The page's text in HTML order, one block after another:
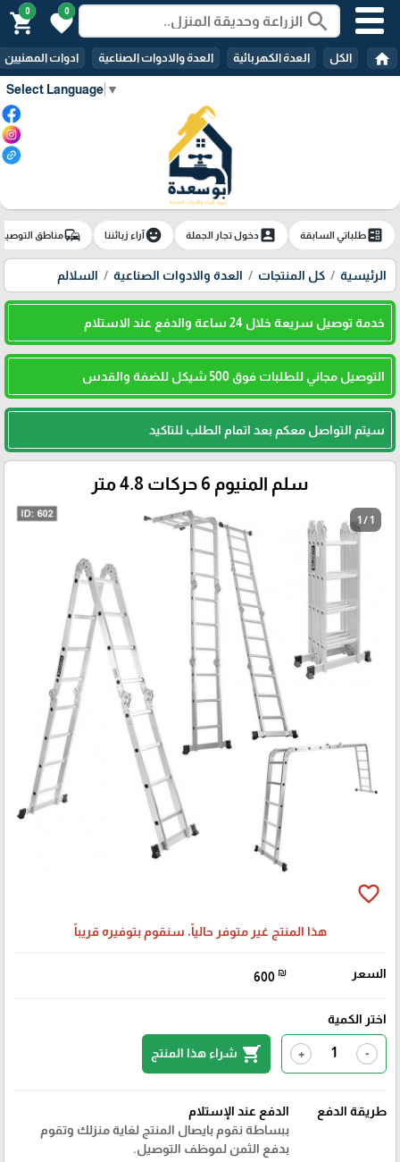
Select Language ▼
search
0
favorite
0
shopping_cart
home الكل العدة الكهربائية العدة والادوات الصناعية ادوات المهنيين
ballotطلباتي السابقة account_boxدخول تجار الجملة emoji_emotionsآراء زبائننا commuteمناطق
الرئيسية كل المنتجات العدة والادوات الصناعية السلالم
خدمة توصيل سريعة خلال 24 ساعة والدفع عند الاستلام
التوصيل مجاني للطلبات فوق 500 شيكل للضفة والقدس
سيتم التواصل معكم بعد اتمام الطلب للتاكيد
سلم المنيوم 6 حركات 4.8 متر
1 / 1
favorite_border
هذا المنتج غير متوفر حالياً، سنقوم بتوفيره قريباً
السعر 600 ₪
اختر الكمية
-
+
shopping_cart شراء هذا المنتج
طريقة الدفع
الدفع عند الإستلام
ببساطة نقوم بايصال المنتج لغاية منزلك وتقوم
بدفع الثمن لموظف التوصيل.